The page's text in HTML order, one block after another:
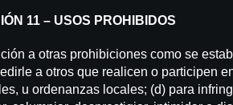
11 – USOS PROHIBIDOS
a otras prohibiciones como se
a otros que realicen o participen
u ordenanzas locales; (d) para